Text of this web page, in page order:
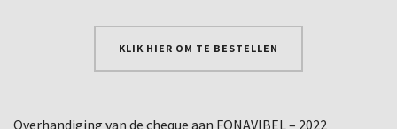
KLIK HIER OM TE BESTELLEN
Overhandiging van de cheque aan FONAVIBEL – 2022